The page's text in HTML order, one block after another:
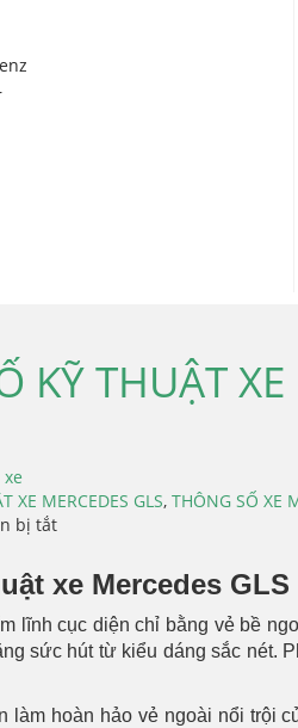
KỸ THUẬT XE
XE MERCEDES GLS, THÔNG SỐ XE
bị tắt
KỸ
THUẬT
XE
CLASS
xe Mercedes GLS
lĩnh cục diện chỉ bằng vẻ bề
sức hút từ kiểu dáng sắc nét.
làm hoàn hảo vẻ ngoài nổi trội